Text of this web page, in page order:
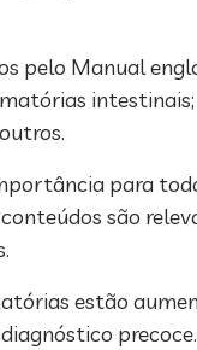
pelo Manual
para
são
estão